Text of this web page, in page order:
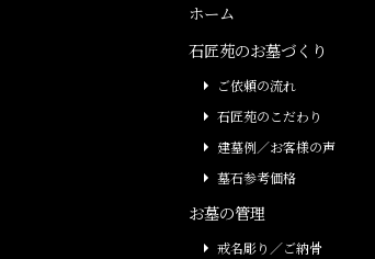
ホーム
石匠苑のお墓づくり
ご依頼の流れ
石匠苑のこだわり
建墓例／お客様の声
墓石参考価格
お墓の管理
戒名彫り／ご納骨